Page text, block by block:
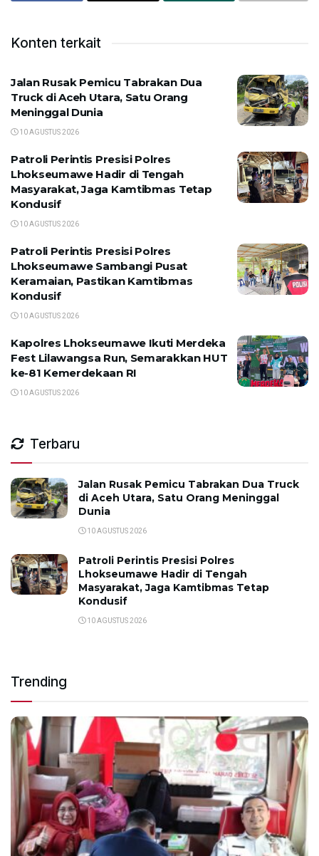
Konten terkait
Jalan Rusak Pemicu Tabrakan Dua
Truck di Aceh Utara, Satu Orang
Meninggal Dunia
10 AGUSTUS 2026
Patroli Perintis Presisi Polres
Lhokseumawe Hadir di Tengah
Masyarakat, Jaga Kamtibmas Tetap
Kondusif
10 AGUSTUS 2026
Patroli Perintis Presisi Polres
Lhokseumawe Sambangi Pusat
Keramaian, Pastikan Kamtibmas
Kondusif
10 AGUSTUS 2026
Kapolres Lhokseumawe Ikuti Merdeka
Fest Lilawangsa Run, Semarakkan HUT
ke-81 Kemerdekaan RI
10 AGUSTUS 2026
Terbaru
Jalan Rusak Pemicu Tabrakan Dua Truck
di Aceh Utara, Satu Orang Meninggal
Dunia
10 AGUSTUS 2026
Patroli Perintis Presisi Polres
Lhokseumawe Hadir di Tengah
Masyarakat, Jaga Kamtibmas Tetap
Kondusif
10 AGUSTUS 2026
Trending